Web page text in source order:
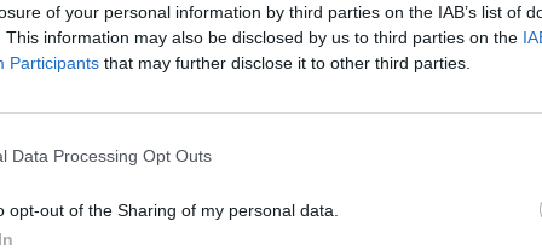
of your personal information by third parties on the IAB’s list of
This information may also be disclosed by us to third parties on the
Participants that may further disclose it to other third parties.
Data Processing Opt Outs
opt-out of the Sharing of my personal data.